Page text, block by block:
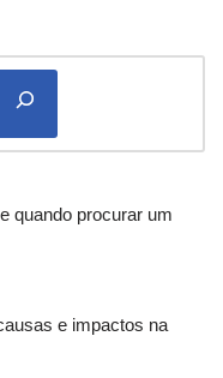
quando procurar um
e impactos na